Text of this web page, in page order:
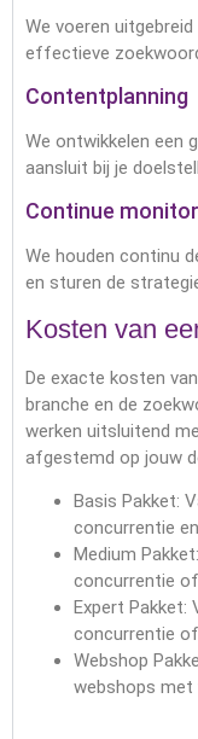
We voeren
effectieve
Contentplanning
We ontwikkelen een
aansluit bij je
Continue
We houden continu
en sturen de
Kosten van
De exacte kosten
branche en de
werken uitsluitend
afgestemd op jouw
Basis Pakket:
concurrentie
Medium
concurrentie
Expert Pakket:
concurrentie
Webshop
webshops met